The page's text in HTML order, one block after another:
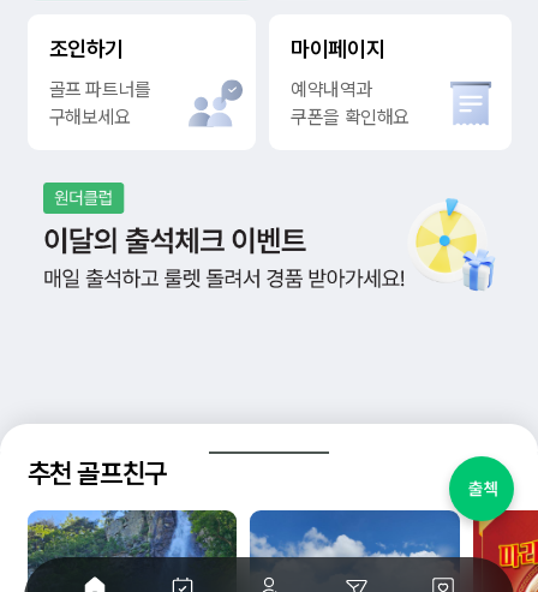
조인하기
골프 파트너를
구해보세요
마이페이지
예약내역과
쿠폰을 확인해요
추천 골프친구